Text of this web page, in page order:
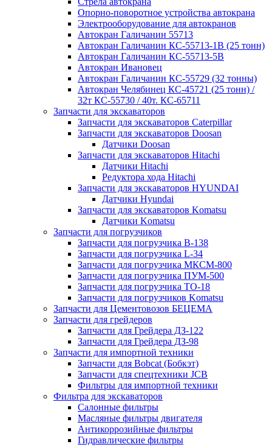
Опорно-поворотное устройства автокрана
Электрооборудование для автокранов
Автокран Галичанин 55713
Автокран Галичанин КС-55713-1В (25 тонн)
Автокран Галичанин КС-55713-5В
Автокран Ивановец
Автокран Галичанин КС-55729 (32 тонны)
Автокран Челябинец КС-45721 (25 тонн) /
32т КС-55730 / 40т. КС-65711
Запчасти для экскаваторов
Запчасти для экскаваторов Caterpillar
Запчасти для экскаваторов Doosan
Датчики Doosan
Запчасти для экскаваторов Hitachi
Датчики Hitachi
Редуктора хода Hitachi
Запчасти для экскаваторов HYUNDAI
Датчики Hyundai
Запчасти для экскаваторов Komatsu
Датчики Komatsu
Запчасти для погрузчиков
Запчасти для погрузчика B-138
Запчасти для погрузчика L-34
Запчасти для погрузчика МКСМ-800
Запчасти для погрузчика ПУМ-500
Запчасти для погрузчика ТО-18
Запчасти для погрузчиков Komatsu
Запчасти для Цементовозов БЕЦЕМА
Запчасти для грейдеров
Запчасти для Грейдера ДЗ-122
Запчасти для Грейдера ДЗ-98
Запчасти для импортной техники
Запчасти для Bobcat (Бобкэт)
Запчасти для спецтехники JCB
Фильтры для импортной техники
Фильтра для экскаваторов
Салонные фильтры
Масляные фильтры двигателя
Антикоррозийные фильтры
Гидравлические фильтры